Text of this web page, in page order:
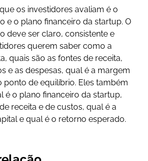
os investidores avaliam é o
e o plano financeiro da startup. O
deve ser claro, consistente e
querem saber como a
quais são as fontes de receita,
e as despesas, qual é a margem
ponto de equilíbrio. Eles também
é o plano financeiro da startup,
receita e de custos, qual é a
e qual é o retorno esperado.